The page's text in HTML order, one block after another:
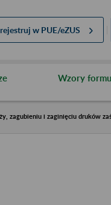
w PUE/eZUS
Wzory
zagubieniu i zaginięciu druków